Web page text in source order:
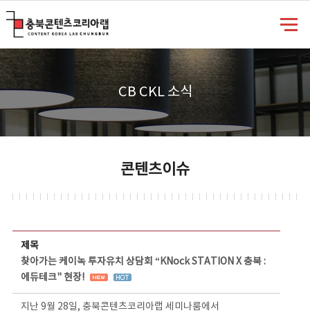
CB CKL 소식
콘텐츠이슈
제목
찾아가는 케이녹 투자유치 상담회 “KNock STATION X 충북 :
에듀테크" 현장!
지난 9월 28일, 충북콘텐츠코리아랩 세미나룸에서